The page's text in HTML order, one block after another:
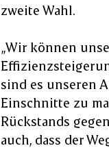
zweite Wahl.
„Wir können
sind es unseren
Einschnitte zu
Rückstands
auch, dass der